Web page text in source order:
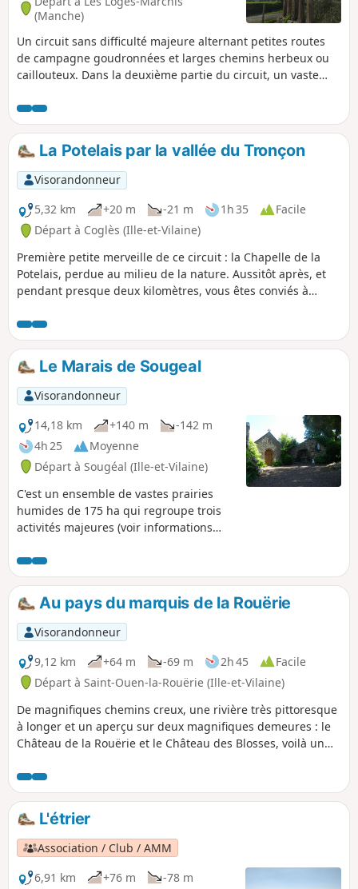
(Manche)
Un circuit sans difficulté majeure alternant petites routes
de campagne goudronnées et larges chemins herbeux ou
caillouteux. Dans la deuxième partie du circuit, un vaste
Saint-Hilaire-du-Harcouët dont l'église avec ses deux
clochers est très reconnaissable et aussi sur tout le Sud-
Manche.La Potelais par la vallée du Tronçon
Visorandonneur
5,32 km
+20 m -21 m 1h 35
Facile
Départ à Coglès (Ille-et-Vilaine)
Première petite merveille de ce circuit : la Chapelle de la
Potelais, perdue au milieu de la nature. Aussitôt après, et
pendant presque deux kilomètres, vous êtes conviés à
champs.
Le Marais de Sougeal
Visorandonneur
14,18 km
+140 m
-142 m
4h 25
Moyenne
Départ à Sougéal (Ille-et-Vilaine)
C'est un ensemble de vastes prairies
humides de 175 ha qui regroupe trois
activités majeures (voir informations
découverte de ce milieu en commençant
par la passe à poissons puis en
longeant au plus prêt le Couesnon.
Dans cette réserve naturelle régionale,
seuls les chants des oiseaux sont
audibles.
Au pays du marquis de la Rouërie
Visorandonneur
9,12 km
+64 m -69 m 2h 45
Facile
Départ à Saint-Ouen-la-Rouërie (Ille-et-Vilaine)
De magnifiques chemins creux, une rivière très pittoresque
à longer et un aperçu sur deux magnifiques demeures : le
Château de la Rouërie et le Château des Blosses, voilà un
L'étrier
Association / Club / AMM
6,91 km
+76 m
-78 m